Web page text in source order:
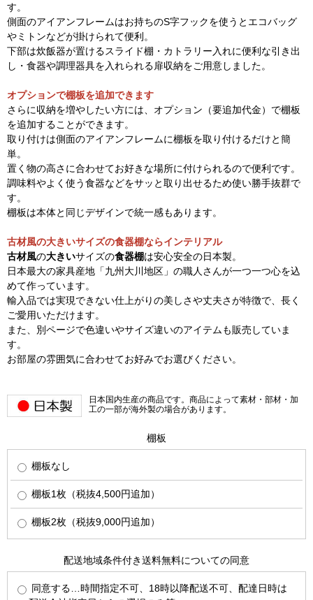
す。
側面のアイアンフレームはお持ちのS字フックを使うとエコバッグ
やミトンなどが掛けられて便利。
下部は炊飯器が置けるスライド棚・カトラリー入れに便利な引き出
し・食器や調理器具を入れられる扉収納をご用意しました。
オプションで棚板を追加できます
さらに収納を増やしたい方には、オプション（要追加代金）で棚板
を追加することができます。
取り付けは側面のアイアンフレームに棚板を取り付けるだけと簡
単。
置く物の高さに合わせてお好きな場所に付けられるので便利です。
調味料やよく使う食器などをサッと取り出せるため使い勝手抜群で
す。
棚板は本体と同じデザインで統一感もあります。
古材風の大きいサイズの食器棚ならインテリアル
古材風の大きいサイズの食器棚は安心安全の日本製。
日本最大の家具産地「九州大川地区」の職人さんが一つ一つ心を込
めて作っています。
輸入品では実現できない仕上がりの美しさや丈夫さが特徴で、長く
ご愛用いただけます。
また、別ページで色違いやサイズ違いのアイテムも販売していま
す。
お部屋の雰囲気に合わせてお好みでお選びください。
日本国内生産の商品です。商品によって素材・部材・加
工の一部が海外製の場合があります。
棚板
棚板なし
棚板1枚（税抜4,500円追加）
棚板2枚（税抜9,000円追加）
配送地域条件付き送料無料についての同意
同意する…時間指定不可、18時以降配送不可、配達日時は